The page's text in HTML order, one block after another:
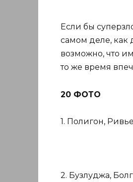
Если бы
самом деле, как
возможно, что
то же время
20 ФОТО
1. Полигон,
2. Бузлуджа,